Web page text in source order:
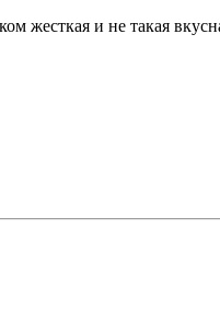
жесткая и не такая